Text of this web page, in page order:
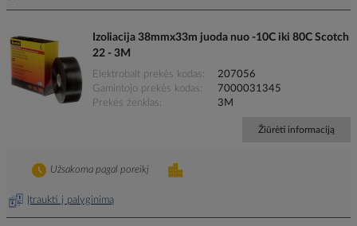
Izoliacija 38mmx33m juoda nuo -10C iki 80C Scotch
22 - 3M
Elektrobalt prekės kodas
207056
Gamintojo prekės kodas
7000031345
Prekės ženklas
3M
Žiūrėti informaciją
Įtraukti į palyginimą
Užsakoma pagal poreikį